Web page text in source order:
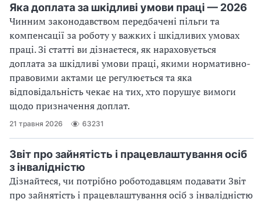
Яка доплата за шкідливі умови праці — 2026
Чинним законодавством передбачені пільги та
компенсації за роботу у важких і шкідливих умовах
праці. Зі статті ви дізнаєтеся, як нараховується
доплата за шкідливі умови праці, якими нормативно-
правовими актами це регулюється та яка
відповідальність чекає на тих, хто порушує вимоги
щодо призначення доплат.
21 травня 2026 63231
Звіт про зайнятість і працевлаштування осіб
з інвалідністю
Дізнайтеся, чи потрібно роботодавцям подавати Звіт
про зайнятість і працевлаштування осіб з інвалідністю